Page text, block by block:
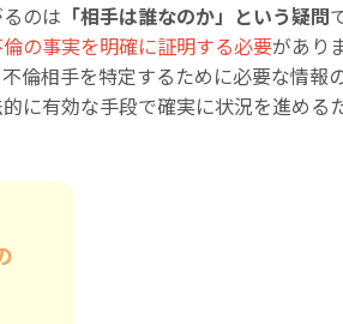
のは 「相手は誰なのか」という疑問
の事実を明確に証明する必要があり
倫相手を特定するために必要な情
に有効な手段で確実に状況を進める